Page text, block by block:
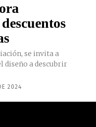
se invita a
diseño a descubrir
2024